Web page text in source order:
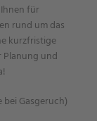
für
rund um das
kurzfristige
und
bei Gasgeruch)